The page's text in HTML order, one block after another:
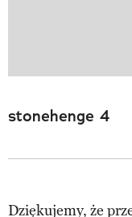
stonehenge 4
Dziękujemy, że